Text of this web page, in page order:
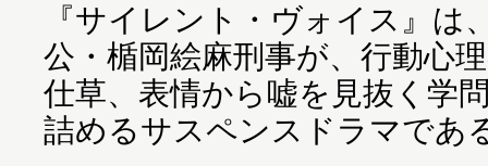
『サイレント・ヴォイス』は
公・楯岡絵麻刑事が、行動心
仕草、表情から嘘を見抜く学
詰めるサスペンスドラマであ